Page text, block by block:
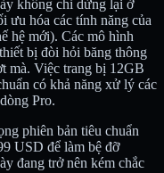
không chỉ dừng lại ở
ưu hóa các tính năng của
hệ mới). Các mô hình
bị đòi hỏi băng thông
mà. Việc trang bị 12GB
có khả năng xử lý các
Pro.
phiên bản tiêu chuẩn
USD để làm bệ đỡ
đang trở nên kém chắc